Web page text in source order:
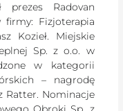
prezes Radovan
firmy: Fizjoterapia
Kozieł. Miejskie
Sp. z o.o. w
w kategorii
– nagrodę
Ratter. Nominacje